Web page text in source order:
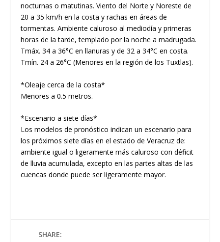
nocturnas o matutinas. Viento del Norte y Noreste de
20 a 35 km/h en la costa y rachas en áreas de
tormentas. Ambiente caluroso al mediodía y primeras
horas de la tarde, templado por la noche a madrugada.
Tmáx. 34 a 36°C en llanuras y de 32 a 34°C en costa.
Tmín. 24 a 26°C (Menores en la región de los Tuxtlas).
*Oleaje cerca de la costa*
Menores a 0.5 metros.
*Escenario a siete días*
Los modelos de pronóstico indican un escenario para
los próximos siete días en el estado de Veracruz de:
ambiente igual o ligeramente más caluroso con déficit
de lluvia acumulada, excepto en las partes altas de las
cuencas donde puede ser ligeramente mayor.
SHARE: